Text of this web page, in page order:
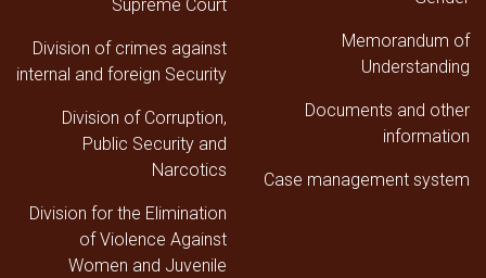
Memorandum of
Understanding
Documents and other
information
Case management system
Supreme Court
Division of crimes against
internal and foreign Security
Division of Corruption,
Public Security and
Narcotics
Division for the Elimination
of Violence Against
Women and Juvenile